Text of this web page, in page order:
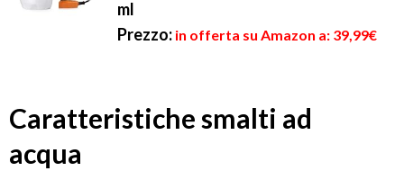
ml
Prezzo: in offerta su Amazon a: 39,99€
Caratteristiche smalti ad
acqua